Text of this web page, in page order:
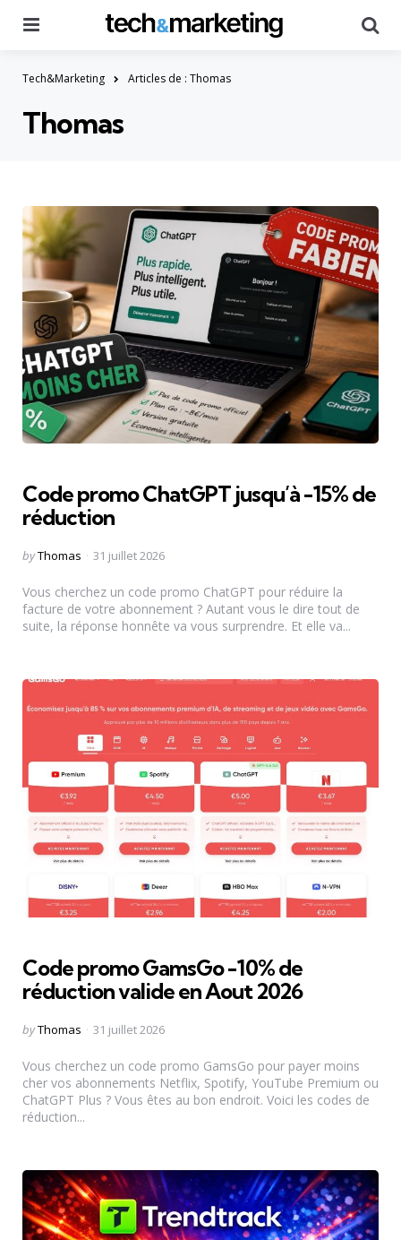
Tech&Marketing Articles de : Thomas
Thomas
Code promo ChatGPT jusqu’à -15% de
réduction
Posted
byThomas 31 juillet 2026
Vous cherchez un code promo ChatGPT pour réduire la
facture de votre abonnement ? Autant vous le dire tout de
suite, la réponse honnête va vous surprendre. Et elle va...
Code promo GamsGo -10% de
réduction valide en Aout 2026
Posted
byThomas 31 juillet 2026
Vous cherchez un code promo GamsGo pour payer moins
cher vos abonnements Netflix, Spotify, YouTube Premium ou
ChatGPT Plus ? Vous êtes au bon endroit. Voici les codes de
réduction...